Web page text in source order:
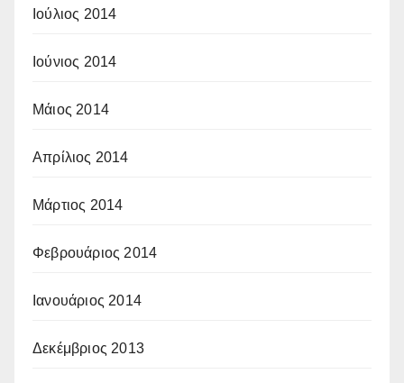
Ιούλιος 2014
Ιούνιος 2014
Μάιος 2014
Απρίλιος 2014
Μάρτιος 2014
Φεβρουάριος 2014
Ιανουάριος 2014
Δεκέμβριος 2013